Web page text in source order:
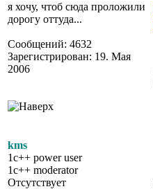
я хочу, чтоб сюда проложили
дорогу оттуда...
Сообщений: 4632
Зарегистрирован: 19. Мая
2006
kms
1c++ power user
1c++ moderator
Отсутствует